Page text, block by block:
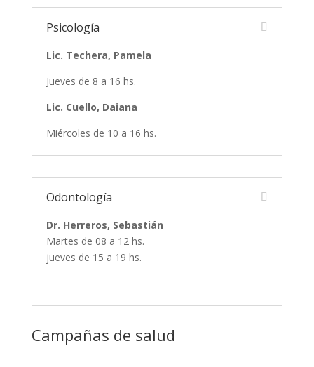
Psicología
Lic. Techera, Pamela
Jueves de 8 a 16 hs.
Lic. Cuello, Daiana
Miércoles de 10 a 16 hs.
Odontología
Dr. Herreros, Sebastián
Martes de 08 a 12 hs.
jueves de 15 a 19 hs.
Campañas de salud